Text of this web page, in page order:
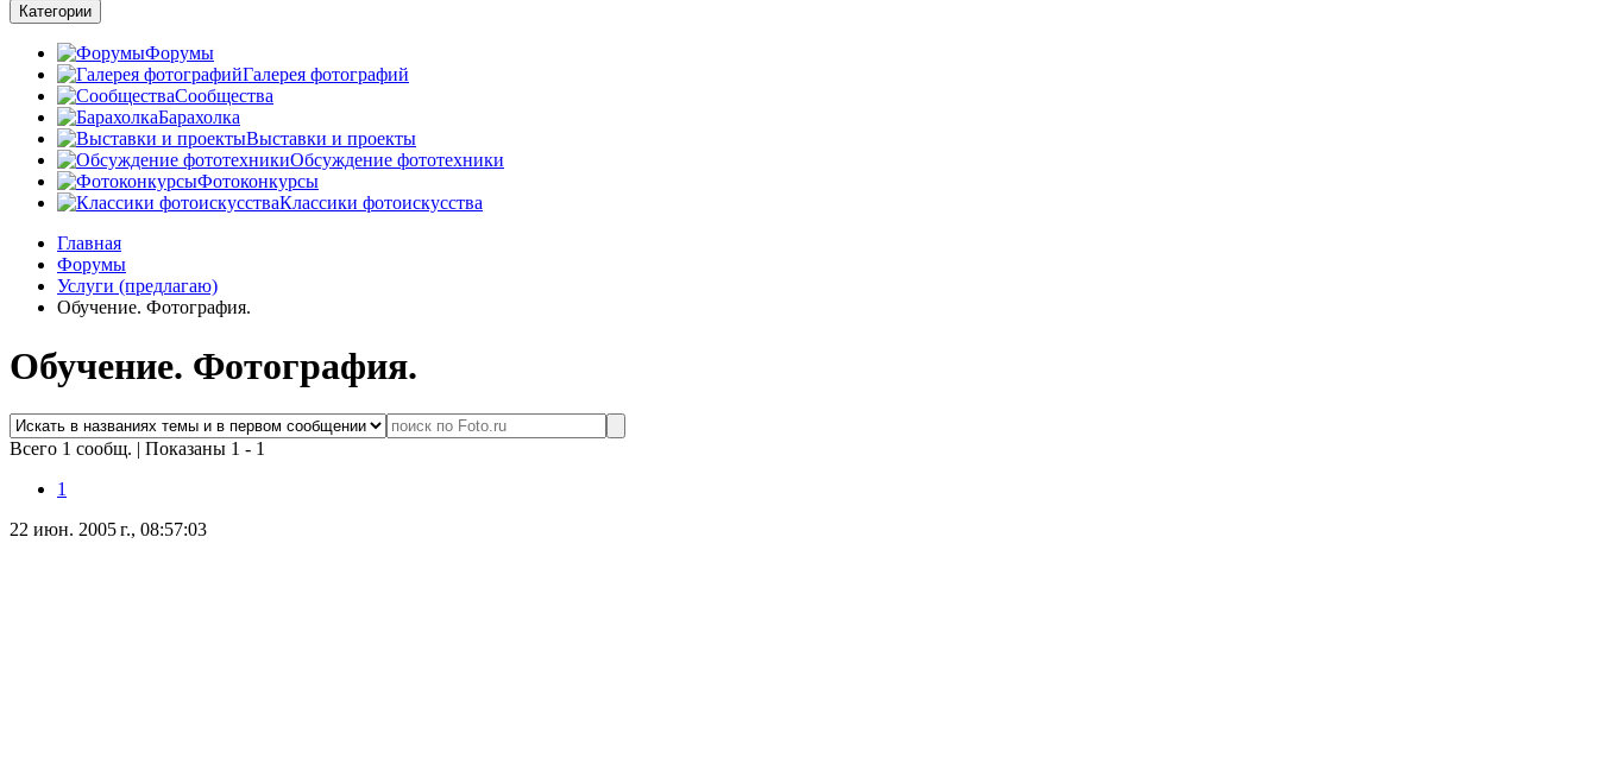
Категории
Форумы
Галерея фотографий
Сообщества
Барахолка
Выставки и проекты
Обсуждение фототехники
Фотоконкурсы
Классики фотоискусства
Главная
Форумы
Услуги (предлагаю)
Обучение. Фотография.
Обучение. Фотография.
Всего 1 сообщ. | Показаны 1 - 1
1
22 июн. 2005 г., 08:57:03